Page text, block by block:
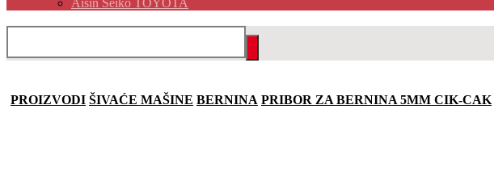
Aisin Seiko TOYOTA
PROIZVODI ŠIVAĆE MAŠINE BERNINA PRIBOR ZA BERNINA 5MM CIK-CAK